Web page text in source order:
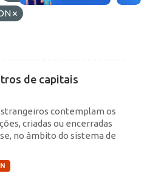
de capitais
contemplam os
criadas ou encerradas
no âmbito do sistema de